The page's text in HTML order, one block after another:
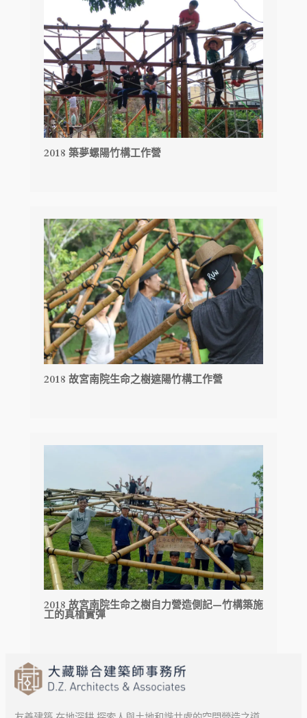
2018 築夢螺陽竹構工作營
2018 故宮南院生命之樹遮陽竹構工作營
2018 故宮南院生命之樹自力營造側記—竹構築施
工的真槍實彈